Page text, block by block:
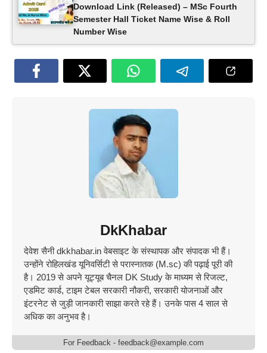
Download Link (Released) – MSc Fourth
Semester Hall Ticket Name Wise & Roll
Number Wise
DkKhabar
देवेश सैनी dkkhabar.in वेबसाइट के संस्थापक और संपादक भी हैं।
उन्होंने रोहिलखंड यूनिवर्सिटी से परास्नातक (M.sc) की पढ़ाई पूरी की
है। 2019 से अपने यूट्यूब चैनल DK Study के माध्यम से रिजल्ट,
एडमिट कार्ड, टाइम टेबल सरकारी नौकरी, सरकारी योजनाओं और
इंटरनेट से जुड़ी जानकारी साझा करते रहे हैं। उनके पास 4 साल से
अधिक का अनुभव है।
For Feedback - feedback@example.com